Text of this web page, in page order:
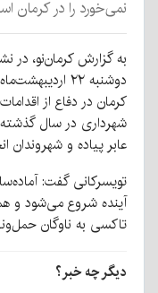
نمی‌خورد را در کرمان
به گزارش کرمان‌نو،
دوشنبه ۲۲
کرمان در دفاع از
شهرداری در سال
عابر پیاده و شهروندان
تویسرکانی گفت:
تاکسی به ناوگان
دیگر چه خبر؟